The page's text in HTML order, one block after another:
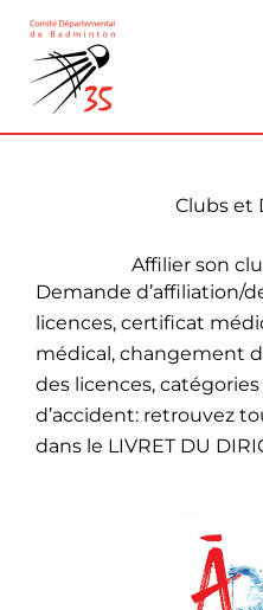
contenu
Clubs et
Affilier son
Demande d’affiliation/
licences, certificat
médical, changement
des licences, catégories
d’accident: retrouvez
dans le LIVRET DU